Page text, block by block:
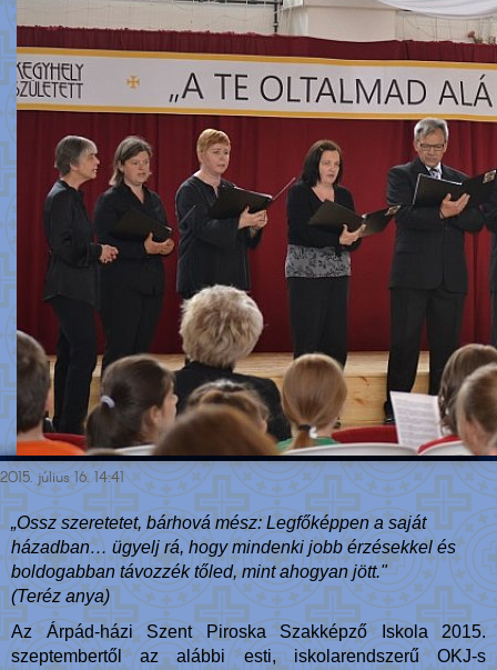
2015. július 16. 14:41
„Ossz szeretetet, bárhová mész: Legfőképpen a saját
házadban… ügyelj rá, hogy mindenki jobb érzésekkel és
boldogabban távozzék tőled, mint ahogyan jött."
(Teréz anya)
Az Árpád-házi Szent Piroska Szakképző Iskola 2015.
szeptembertől az alábbi esti, iskolarendszerű OKJ-s